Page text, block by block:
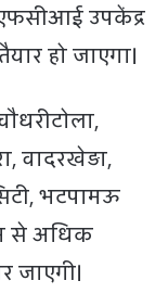
एफसीआई उपकेंद्र
हो जाएगा।
वादरखेड़ा,
भटपामऊ
से अधिक
जाएगी।